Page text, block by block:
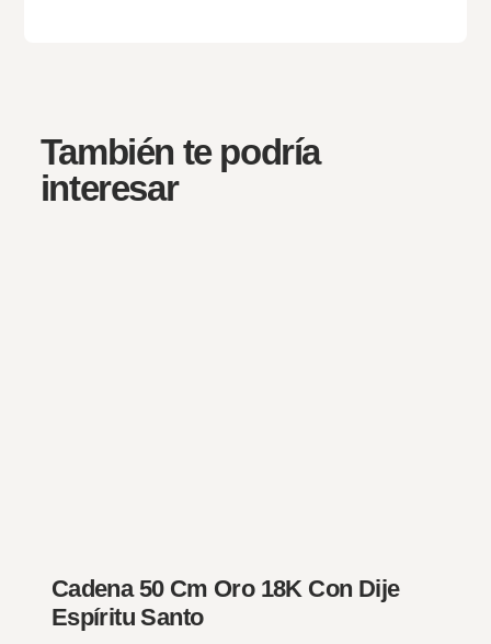
También te podría
interesar
Cadena 50 Cm Oro 18K Con Dije
Espíritu Santo